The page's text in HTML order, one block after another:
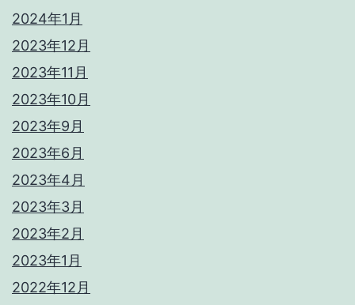
2024年1月
2023年12月
2023年11月
2023年10月
2023年9月
2023年6月
2023年4月
2023年3月
2023年2月
2023年1月
2022年12月